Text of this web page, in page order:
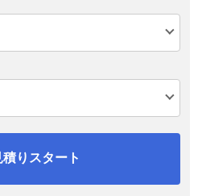
積りスタート